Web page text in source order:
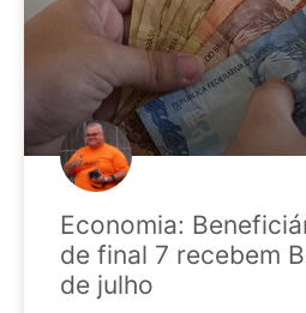
Economia:
de final 7 recebem
de julho